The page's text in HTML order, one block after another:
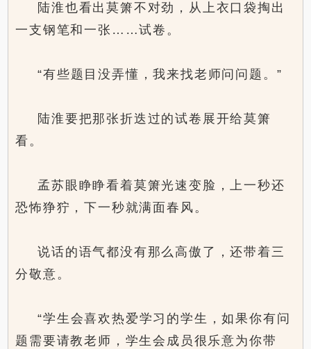
陆淮也看出莫箫不对劲，从上衣口袋掏出
一支钢笔和一张……试卷。
“有些题目没弄懂，我来找老师问问题。”
陆淮要把那张折迭过的试卷展开给莫箫
看。
孟苏眼睁睁看着莫箫光速变脸，上一秒还
恐怖狰狞，下一秒就满面春风。
说话的语气都没有那么高傲了，还带着三
分敬意。
“学生会喜欢热爱学习的学生，如果你有问
题需要请教老师，学生会成员很乐意为你带